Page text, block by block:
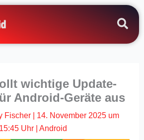
wichtige Update-
Android-Geräte aus
Fischer
14. November 2025 um
15:45 Uhr| Android